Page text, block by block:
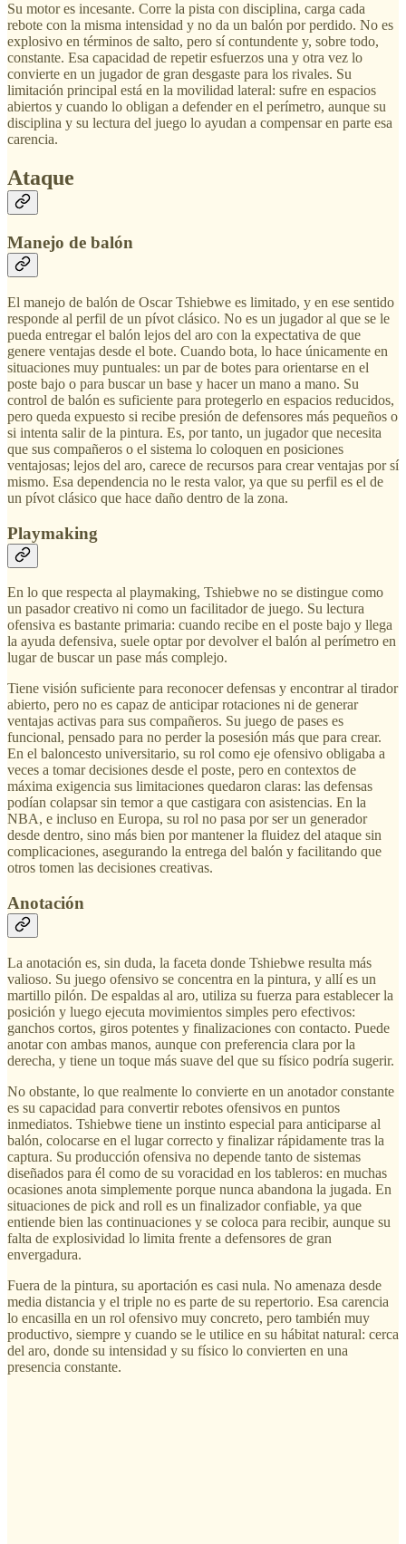
Su motor es incesante. Corre la pista con disciplina, carga cada
rebote con la misma intensidad y no da un balón por perdido. No es
explosivo en términos de salto, pero sí contundente y, sobre todo,
constante. Esa capacidad de repetir esfuerzos una y otra vez lo
convierte en un jugador de gran desgaste para los rivales. Su
limitación principal está en la movilidad lateral: sufre en espacios
abiertos y cuando lo obligan a defender en el perímetro, aunque su
disciplina y su lectura del juego lo ayudan a compensar en parte esa
carencia.
Ataque
Manejo de balón
El manejo de balón de Oscar Tshiebwe es limitado, y en ese sentido
responde al perfil de un pívot clásico. No es un jugador al que se le
pueda entregar el balón lejos del aro con la expectativa de que
genere ventajas desde el bote. Cuando bota, lo hace únicamente en
situaciones muy puntuales: un par de botes para orientarse en el
poste bajo o para buscar un base y hacer un mano a mano. Su
control de balón es suficiente para protegerlo en espacios reducidos,
pero queda expuesto si recibe presión de defensores más pequeños o
si intenta salir de la pintura. Es, por tanto, un jugador que necesita
que sus compañeros o el sistema lo coloquen en posiciones
ventajosas; lejos del aro, carece de recursos para crear ventajas por sí
mismo. Esa dependencia no le resta valor, ya que su perfil es el de
un pívot clásico que hace daño dentro de la zona.
Playmaking
En lo que respecta al playmaking, Tshiebwe no se distingue como
un pasador creativo ni como un facilitador de juego. Su lectura
ofensiva es bastante primaria: cuando recibe en el poste bajo y llega
la ayuda defensiva, suele optar por devolver el balón al perímetro en
lugar de buscar un pase más complejo.
Tiene visión suficiente para reconocer defensas y encontrar al tirador
abierto, pero no es capaz de anticipar rotaciones ni de generar
ventajas activas para sus compañeros. Su juego de pases es
funcional, pensado para no perder la posesión más que para crear.
En el baloncesto universitario, su rol como eje ofensivo obligaba a
veces a tomar decisiones desde el poste, pero en contextos de
máxima exigencia sus limitaciones quedaron claras: las defensas
podían colapsar sin temor a que castigara con asistencias. En la
NBA, e incluso en Europa, su rol no pasa por ser un generador
desde dentro, sino más bien por mantener la fluidez del ataque sin
complicaciones, asegurando la entrega del balón y facilitando que
otros tomen las decisiones creativas.
Anotación
La anotación es, sin duda, la faceta donde Tshiebwe resulta más
valioso. Su juego ofensivo se concentra en la pintura, y allí es un
martillo pilón. De espaldas al aro, utiliza su fuerza para establecer la
posición y luego ejecuta movimientos simples pero efectivos:
ganchos cortos, giros potentes y finalizaciones con contacto. Puede
anotar con ambas manos, aunque con preferencia clara por la
derecha, y tiene un toque más suave del que su físico podría sugerir.
No obstante, lo que realmente lo convierte en un anotador constante
es su capacidad para convertir rebotes ofensivos en puntos
inmediatos. Tshiebwe tiene un instinto especial para anticiparse al
balón, colocarse en el lugar correcto y finalizar rápidamente tras la
captura. Su producción ofensiva no depende tanto de sistemas
diseñados para él como de su voracidad en los tableros: en muchas
ocasiones anota simplemente porque nunca abandona la jugada. En
situaciones de pick and roll es un finalizador confiable, ya que
entiende bien las continuaciones y se coloca para recibir, aunque su
falta de explosividad lo limita frente a defensores de gran
envergadura.
Fuera de la pintura, su aportación es casi nula. No amenaza desde
media distancia y el triple no es parte de su repertorio. Esa carencia
lo encasilla en un rol ofensivo muy concreto, pero también muy
productivo, siempre y cuando se le utilice en su hábitat natural: cerca
del aro, donde su intensidad y su físico lo convierten en una
presencia constante.